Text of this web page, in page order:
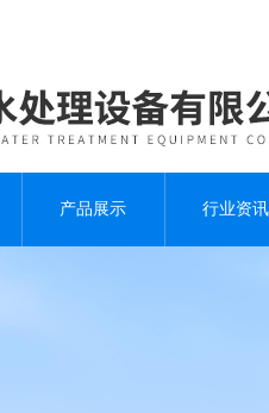
产品展示 行业资讯